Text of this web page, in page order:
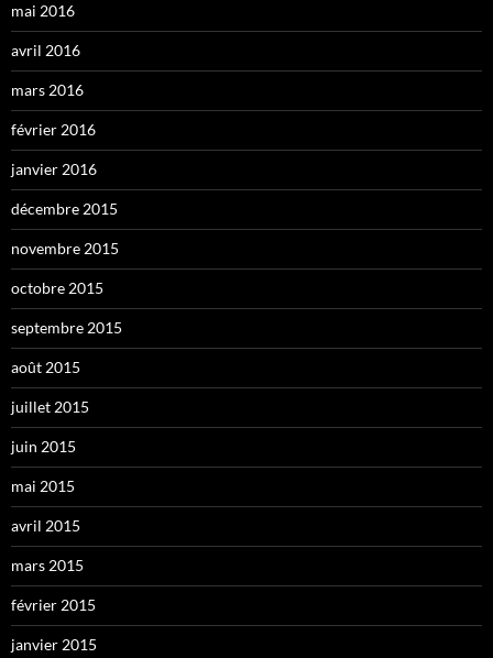
mai 2016
avril 2016
mars 2016
février 2016
janvier 2016
décembre 2015
novembre 2015
octobre 2015
septembre 2015
août 2015
juillet 2015
juin 2015
mai 2015
avril 2015
mars 2015
février 2015
janvier 2015